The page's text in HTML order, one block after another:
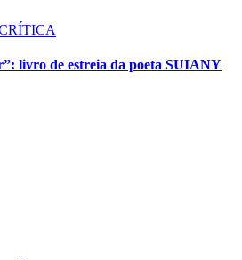
livro de estreia da poeta SUIANY